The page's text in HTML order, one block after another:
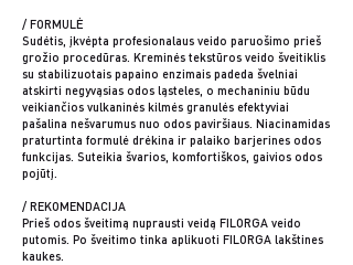
/ FORMULĖ
Sudėtis, įkvėpta profesionalaus veido paruošimo prieš
grožio procedūras. Kreminės tekstūros veido šveitiklis
su stabilizuotais papaino enzimais padeda švelniai
atskirti negyvąsias odos ląsteles, o mechaniniu būdu
veikiančios vulkaninės kilmės granulės efektyviai
pašalina nešvarumus nuo odos paviršiaus. Niacinamidas
praturtinta formulė drėkina ir palaiko barjerines odos
funkcijas. Suteikia švarios, komfortiškos, gaivios odos
pojūtį.
/ REKOMENDACIJA
Prieš odos šveitimą nuprausti veidą FILORGA veido
putomis. Po šveitimo tinka aplikuoti FILORGA lakštines
kaukes.